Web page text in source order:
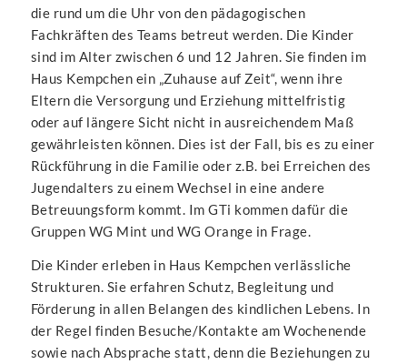
die rund um die Uhr von den pädagogischen
Fachkräften des Teams betreut werden. Die Kinder
sind im Alter zwischen 6 und 12 Jahren. Sie finden im
Haus Kempchen ein „Zuhause auf Zeit“, wenn ihre
Eltern die Versorgung und Erziehung mittelfristig
oder auf längere Sicht nicht in ausreichendem Maß
gewährleisten können. Dies ist der Fall, bis es zu einer
Rückführung in die Familie oder z.B. bei Erreichen des
Jugendalters zu einem Wechsel in eine andere
Betreuungsform kommt. Im GTi kommen dafür die
Gruppen WG Mint und WG Orange in Frage.
Die Kinder erleben in Haus Kempchen verlässliche
Strukturen. Sie erfahren Schutz, Begleitung und
Förderung in allen Belangen des kindlichen Lebens. In
der Regel finden Besuche/Kontakte am Wochenende
sowie nach Absprache statt, denn die Beziehungen zu